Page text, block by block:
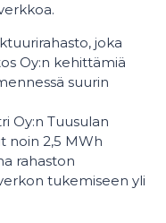
joka
Oy:n kehittämiä
suurin
Oy:n Tuusulan
noin 2,5 MWh
rahaston
tukemiseen yli